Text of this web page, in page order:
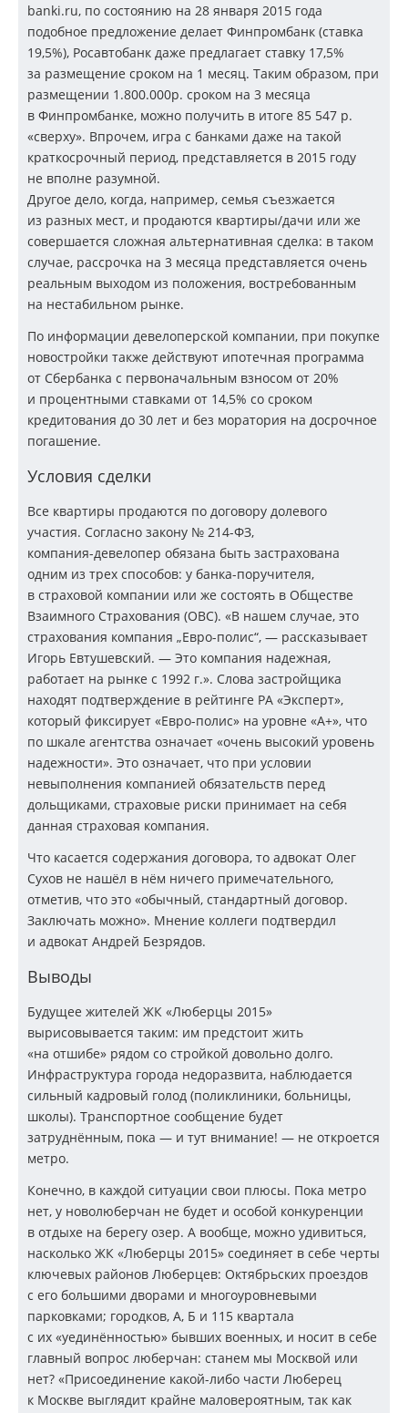
banki.ru, по состоянию на 28 января 2015 года
подобное предложение делает Финпромбанк (ставка
19,5%), Росавтобанк даже предлагает ставку 17,5%
за размещение сроком на 1 месяц. Таким образом, при
размещении 1.800.000р. сроком на 3 месяца
в Финпромбанке, можно получить в итоге 85 547 р.
«сверху». Впрочем, игра с банками даже на такой
краткосрочный период, представляется в 2015 году
не вполне разумной.
Другое дело, когда, например, семья съезжается
из разных мест, и продаются квартиры/дачи или же
совершается сложная альтернативная сделка: в таком
случае, рассрочка на 3 месяца представляется очень
реальным выходом из положения, востребованным
на нестабильном рынке.
По информации девелоперской компании, при покупке
новостройки также действуют ипотечная программа
от Сбербанка с первоначальным взносом от 20%
и процентными ставками от 14,5% со сроком
кредитования до 30 лет и без моратория на досрочное
погашение.
Условия сделки
Все квартиры продаются по договору долевого
участия. Согласно закону № 214-ФЗ,
компания-девелопер обязана быть застрахована
одним из трех способов: у банка-поручителя,
в страховой компании или же состоять в Обществе
Взаимного Страхования (ОВС). «В нашем случае, это
страхования компания „Евро-полис“, — рассказывает
Игорь Евтушевский. — Это компания надежная,
работает на рынке с 1992 г.». Слова застройщика
находят подтверждение в рейтинге РА «Эксперт»,
который фиксирует «Евро-полис» на уровне «А+», что
по шкале агентства означает «очень высокий уровень
надежности». Это означает, что при условии
невыполнения компанией обязательств перед
дольщиками, страховые риски принимает на себя
данная страховая компания.
Что касается содержания договора, то адвокат Олег
Сухов не нашёл в нём ничего примечательного,
отметив, что это «обычный, стандартный договор.
Заключать можно». Мнение коллеги подтвердил
и адвокат Андрей Безрядов.
Выводы
Будущее жителей ЖК «Люберцы 2015»
вырисовывается таким: им предстоит жить
«на отшибе» рядом со стройкой довольно долго.
Инфраструктура города недоразвита, наблюдается
сильный кадровый голод (поликлиники, больницы,
школы). Транспортное сообщение будет
затруднённым, пока — и тут внимание! — не откроется
метро.
Конечно, в каждой ситуации свои плюсы. Пока метро
нет, у новолюберчан не будет и особой конкуренции
в отдыхе на берегу озер. А вообще, можно удивиться,
насколько ЖК «Люберцы 2015» соединяет в себе черты
ключевых районов Люберцев: Октябрьских проездов
с его большими дворами и многоуровневыми
парковками; городков, А, Б и 115 квартала
с их «уединённостью» бывших военных, и носит в себе
главный вопрос люберчан: станем мы Москвой или
нет? «Присоединение какой-либо части Люберец
к Москве выглядит крайне маловероятным, так как